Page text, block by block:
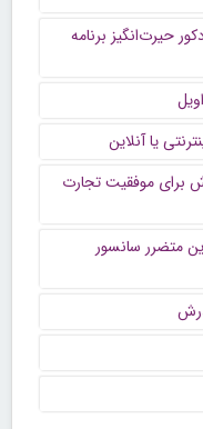
حیرت‌انگیز برنامه
برای موفقیت تجارت
متضرر سانسور